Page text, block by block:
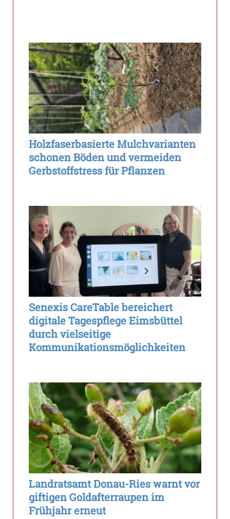
Holzfaserbasierte Mulchvarianten
schonen Böden und vermeiden
Gerbstoffstress für Pflanzen
Senexis CareTable bereichert
digitale Tagespflege Eimsbüttel
durch vielseitige
Kommunikationsmöglichkeiten
Landratsamt Donau-Ries warnt vor
giftigen Goldafterraupen im
Frühjahr erneut